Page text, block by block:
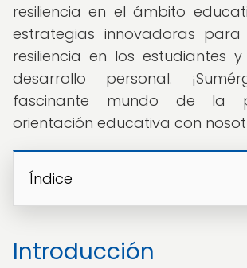
resiliencia en el ámbito
estrategias innovadoras
resiliencia en los estudiantes
desarrollo personal.
fascinante mundo de la
orientación educativa con
Índice
Introducción